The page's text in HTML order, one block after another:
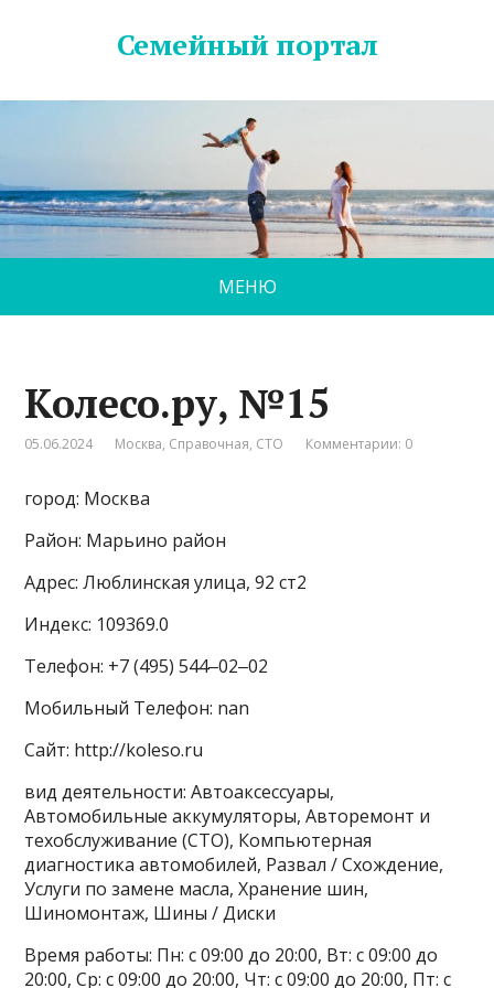
Семейный портал
МЕНЮ
Колесо.ру, №15
05.06.2024 Москва, Справочная, СТО Комментарии: 0
город: Москва
Район: Марьино район
Адрес: Люблинская улица, 92 ст2
Индекс: 109369.0
Телефон: +7 (495) 544‒02‒02
Мобильный Телефон: nan
Сайт: http://koleso.ru
вид деятельности: Автоаксессуары,
Автомобильные аккумуляторы, Авторемонт и
техобслуживание (СТО), Компьютерная
диагностика автомобилей, Развал / Схождение,
Услуги по замене масла, Хранение шин,
Шиномонтаж, Шины / Диски
Время работы: Пн: с 09:00 до 20:00, Вт: с 09:00 до
20:00, Ср: с 09:00 до 20:00, Чт: с 09:00 до 20:00, Пт: с